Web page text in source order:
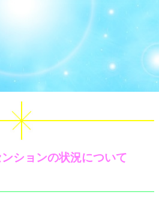
ンションの状況について